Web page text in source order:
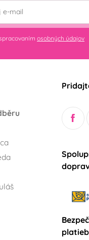
osobných údajov
platieb